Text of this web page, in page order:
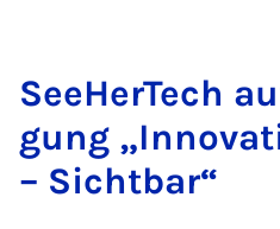
See­Her­Tech
gung
– Sicht­bar“